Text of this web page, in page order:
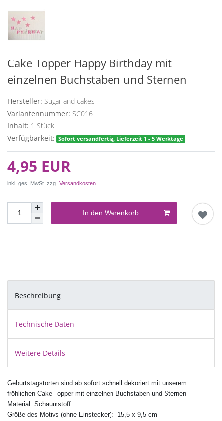
Cake Topper Happy Birthday mit
einzelnen Buchstaben und Sternen
Hersteller: Sugar and cakes
Variantennummer: SC016
Inhalt: 1 Stück
Verfügbarkeit:
Sofort versandfertig, Lieferzeit 1 - 5 Werktage
4,95 EUR
inkl. ges. MwSt. zzgl. Versandkosten
In den Warenkorb
Beschreibung
Technische Daten
Weitere Details
Geburtstagstorten sind ab sofort schnell dekoriert mit unserem
fröhlichen Cake Topper mit einzelnen Buchstaben und Sternen
Material: Schaumstoff
Größe des Motivs (ohne Einstecker): 15,5 x 9,5 cm